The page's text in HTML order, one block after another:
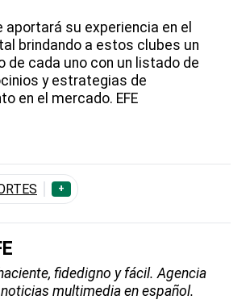
aportará su experiencia en el
brindando a estos clubes un
de cada uno con un listado de
y estrategias de
en el mercado. EFE
+
fidedigno y fácil. Agencia
multimedia en español.